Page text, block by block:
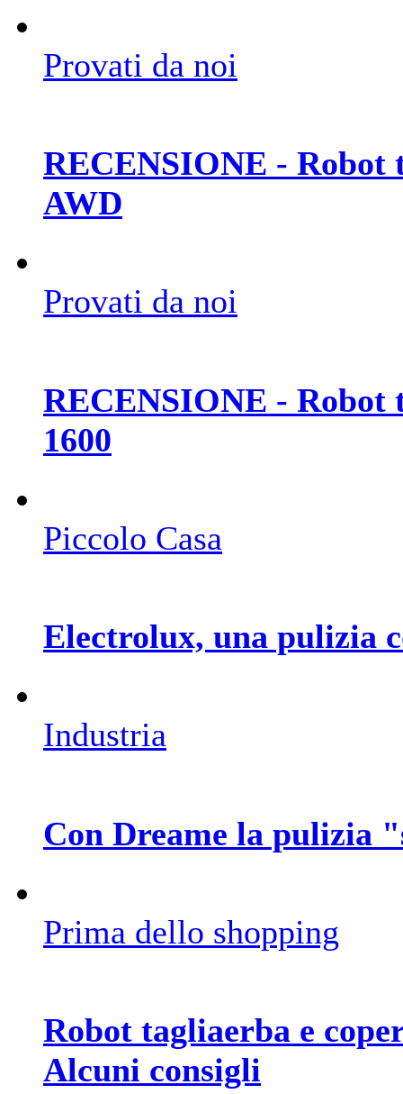
Provati da noi
RECENSIONE -
AWD
Provati da noi
RECENSIONE - Robot
1600
Piccolo Casa
Electrolux, una pulizia
Industria
Con Dreame la pulizia
Prima dello shopping
Robot tagliaerba e
Alcuni consigli